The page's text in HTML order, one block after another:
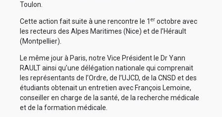
Toulon.
Cette action fait suite à une rencontre le 1 er octobre avec
les recteurs des Alpes Maritimes (Nice) et de l’Hérault
(Montpellier).
Le même jour à Paris, notre Vice Président le Dr Yann
RAULT ainsi qu’une délégation nationale qui comprenait
les représentants de l’Ordre, de l’UJCD, de la CNSD et des
étudiants obtenait un entretien avec François Lemoine,
conseiller en charge de la santé, de la recherche médicale
et de la formation médicale.